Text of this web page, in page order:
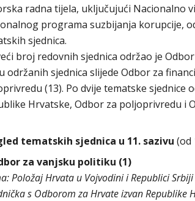
radna tijela, uključujući Nacionalno
programa suzbijanja korupcije,
sjednica.
broj redovnih sjednica održao je
održanih sjednica slijede Odbor za
(13). Po dvije tematske sjednice
Hrvatske, Odbor za poljoprivredu i
tematskih sjednica u 11. sazivu (od
za vanjsku politiku (1)
Položaj Hrvata u Vojvodini i Republici
s Odborom za Hrvate izvan Republike